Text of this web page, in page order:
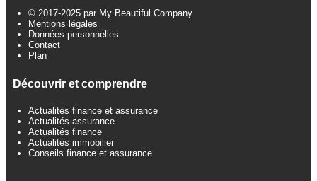
© 2017-2025 par My Beautiful Company
Mentions légales
Données personnelles
Contact
Plan
Découvrir et comprendre
Actualités finance et assurance
Actualités assurance
Actualités finance
Actualités immobilier
Conseils finance et assurance